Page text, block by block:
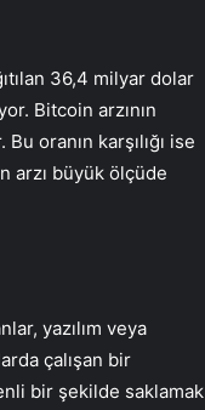
36,4 milyar dolar
Bitcoin arzının
oranın karşılığı ise
arzı büyük ölçüde
yazılım veya
çalışan bir
bir şekilde saklamak